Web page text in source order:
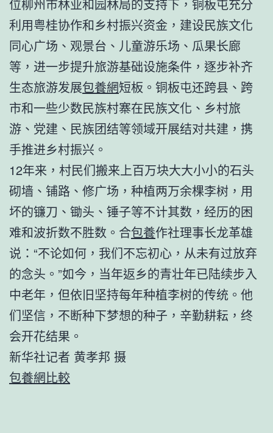
位柳州市林业和园林局的支持下，铜板屯充分
利用粤桂协作和乡村振兴资金，建设民族文化
同心广场、观景台、儿童游乐场、瓜果长廊
等，进一步提升旅游基础设施条件，逐步补齐
生态旅游发展包養網短板。铜板屯还跨县、跨
市和一些少数民族村寨在民族文化、乡村旅
游、党建、民族团结等领域开展结对共建，携
手推进乡村振兴。
12年来，村民们搬来上百万块大大小小的石头
砌墙、铺路、修广场，种植两万余棵李树，用
坏的镰刀、锄头、锤子等不计其数，经历的困
难和波折数不胜数。合包養作社理事长龙革雄
说：“不论如何，我们不忘初心，从未有过放弃
的念头。”如今，当年返乡的青壮年已陆续步入
中老年，但依旧坚持每年种植李树的传统。他
们坚信，不断种下梦想的种子，辛勤耕耘，终
会开花结果。
新华社记者 黄孝邦 摄
包養網比較